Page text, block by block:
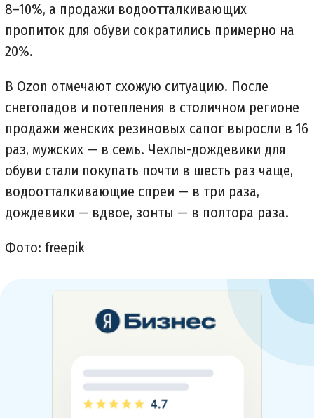
8–10%, а продажи водоотталкивающих
пропиток для обуви сократились примерно на
20%.
В Ozon отмечают схожую ситуацию. После
снегопадов и потепления в столичном регионе
продажи женских резиновых сапог выросли в 16
раз, мужских — в семь. Чехлы-дождевики для
обуви стали покупать почти в шесть раз чаще,
водоотталкивающие спреи — в три раза,
дождевики — вдвое, зонты — в полтора раза.
Фото: freepik